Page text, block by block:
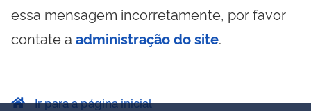
essa mensagem incorretamente, por favor
contate a administração do site.
Ir para a página inicial